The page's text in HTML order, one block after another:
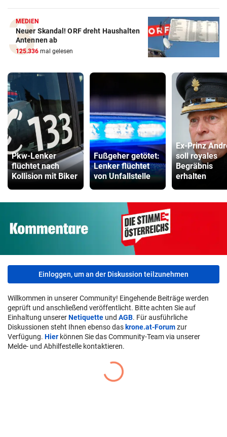
MEDIEN
Neuer Skandal! ORF dreht Haushalten
Antennen ab
125.336 mal gelesen
Pkw-Lenker
flüchtet nach
Kollision mit Biker
Fußgeher getötet:
Lenker flüchtet
von Unfallstelle
Ex-Prinz
soll royales
Begräbnis
erhalten
Einloggen, um an der Diskussion teilzunehmen
Willkommen in unserer Community! Eingehende Beiträge werden
geprüft und anschließend veröffentlicht. Bitte achten Sie auf
Einhaltung unsererNetiquette und AGB. Für ausführliche
Diskussionen steht Ihnen ebenso das krone.at-Forumzur
Verfügung. Hier können Sie das Community-Team via unserer
Melde- und Abhilfestelle kontaktieren.